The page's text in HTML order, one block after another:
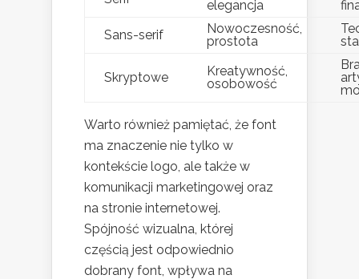
elegancja
Sans-serif
Nowoczesność,
prostota
Skryptowe
Kreatywność,
osobowość
Warto również pamiętać, że font
ma znaczenie nie tylko w
kontekście logo, ale także w
komunikacji marketingowej oraz
na stronie internetowej.
Spójność wizualna, której
częścią jest odpowiednio
dobrany font, wpływa na